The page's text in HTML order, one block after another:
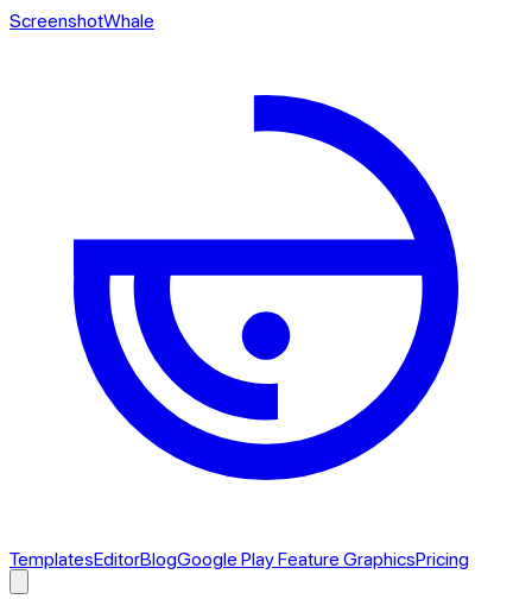
ScreenshotWhale
TemplatesEditorBlogGoogle Play Feature GraphicsPricing